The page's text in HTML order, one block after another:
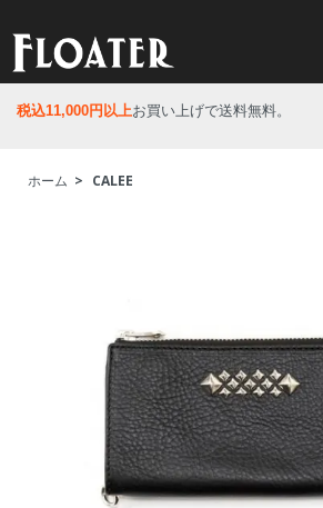
税込11,000円以上お買い上げで送料無料。
ホーム > CALEE